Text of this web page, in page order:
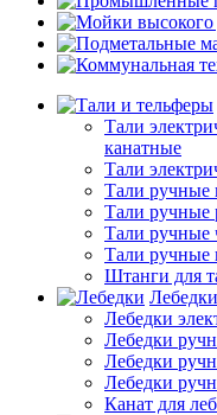
Тали
канатные
Тали
Тали ручные
Тали
Тали ручные
Тали ручные
Штанги для
Лебедки
Лебедки
Лебедки
Лебедки
Лебедки
Канат для